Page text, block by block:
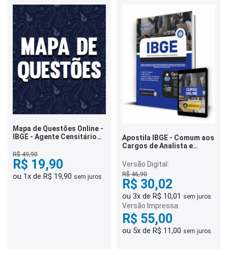
Mapa de Questões Online -
IBGE - Agente Censitário
Mapeamento - 3 Mil
Questões
R$ 49,90
R$ 19,90
ou 1x de R$ 19,90 sem juros
Apostila IBGE - Comum aos
Cargos de Analista e
Versão Digital:
R$ 46,90
R$ 30,02
ou 3x de R$ 10,01 sem juros
Versão Impressa:
R$ 55,00
ou 5x de R$ 11,00 sem juros